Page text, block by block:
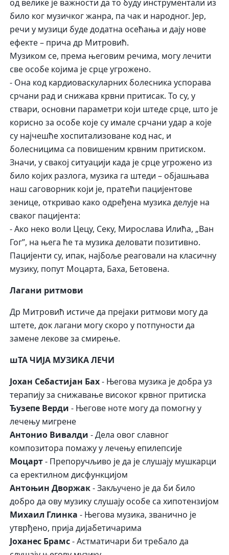
од велике је важности да то буду инструментали из
било ког музичког жанра, па чак и народног. Јер,
речи у музици буде додатна осећања и дају нове
ефекте – прича др Митровић.
Музиком се, према његовим речима, могу лечити
све особе којима је срце угрожено.
- Она код кардиоваскуларних болесника успорава
срчани рад и снижава крвни притисак. То су, у
ствари, основни параметри који штеде срце, што је
корисно за особе које су имале срчани удар а које
су најчешће хоспитализоване код нас, и
болесницима са повишеним крвним притиском.
Значи, у свакој ситуацији када је срце угрожено из
било којих разлога, музика га штеди – објашњава
наш саговорник који је, пратећи пацијентове
зенице, откривао како одређена музика делује на
сваког пацијента:
- Ако неко воли Цецу, Секу, Мирослава Илића, „Ван
Гог”, на њега ће та музика деловати позитивно.
Пацијенти су, ипак, најбоље реаговали на класичну
музику, попут Моцарта, Баха, Бетовена.
Лагани ритмови
Др Митровић истиче да прејаки ритмови могу да
штете, док лагани могу скоро у потпуности да
замене лекове за смирење.
шТА ЧИЈА МУЗИКА ЛЕЧИ
Јохан Себастијан Бах- Његова музика је добра уз
терапију за снижавање високог крвног притиска
Ђузепе Верди - Његове ноте могу да помогну у
лечењу мигрене
Антонио Вивалди - Дела овог славног
композитора помажу у лечењу епилепсије
Моцарт- Препоручљиво је да је слушају мушкарци
са еректилном дисфункцијом
Антоњин Дворжак- Закључено је да би било
добро да ову музику слушају особе са хипотензијом
Михаил Глинка - Његова музика, званично је
утврђено, прија дијабетичарима
Јоханес Брамс- Астматичари би требало да